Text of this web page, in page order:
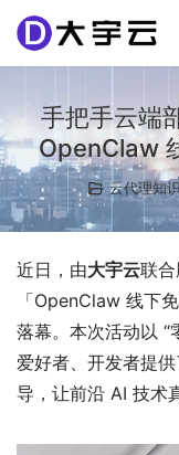
手把手云端
OpenClaw
云代理知
近日，由大宇云联
「OpenClaw 线下
落幕。本次活动以
爱好者、开发者提
导，让前沿 AI 技术